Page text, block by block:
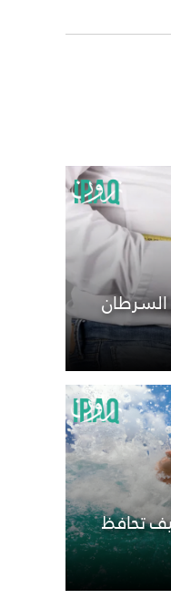
حالات السرطان
تحافظ